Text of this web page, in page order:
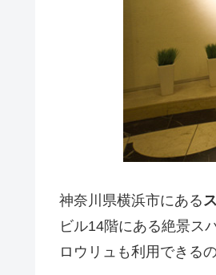
神奈川県横浜市にある
ビル14階にある絶景ス
ロウリュも利用できる